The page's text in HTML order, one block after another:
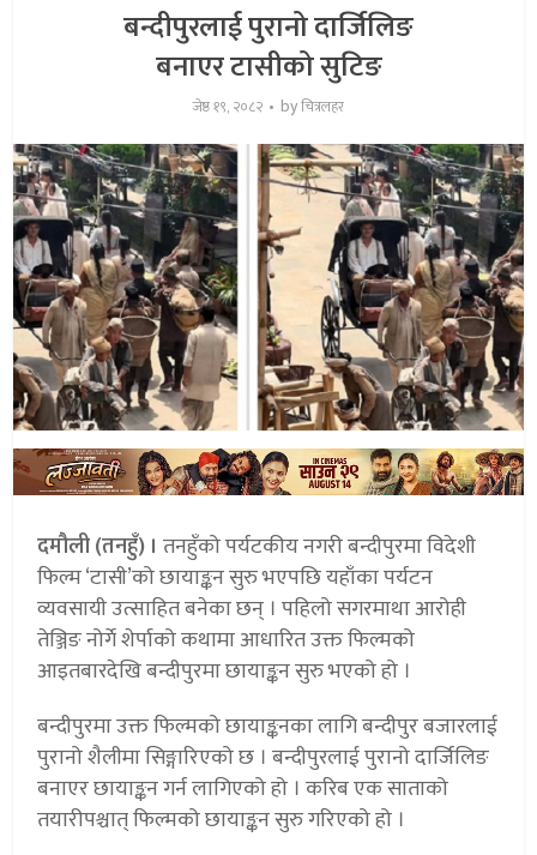
बन्दीपुरलाई पुरानो दार्जिलिङ
बनाएर टासीको सुटिङ
जेष्ठ १९, २०८२ byचित्रलहर
दमौली (तनहुँ) । तनहुँको पर्यटकीय नगरी बन्दीपुरमा विदेशी
फिल्म ‘टासी’को छायाङ्कन सुरु भएपछि यहाँका पर्यटन
व्यवसायी उत्साहित बनेका छन् । पहिलो सगरमाथा आरोही
तेञ्जिङ नोर्गे शेर्पाको कथामा आधारित उक्त फिल्मको
आइतबारदेखि बन्दीपुरमा छायाङ्कन सुरु भएको हो ।
बन्दीपुरमा उक्त फिल्मको छायाङ्कनका लागि बन्दीपुर बजारलाई
पुरानो शैलीमा सिङ्गारिएको छ । बन्दीपुरलाई पुरानो दार्जिलिङ
बनाएर छायाङ्कन गर्न लागिएको हो । करिब एक साताको
तयारीपश्चात् फिल्मको छायाङ्कन सुरु गरिएको हो ।